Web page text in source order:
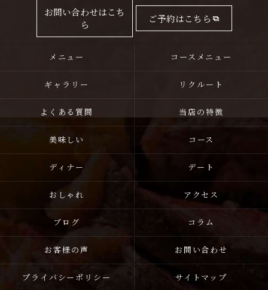
お問い合わせはこち
ら
ご予約はこちら
メニュー コースメニュー
ギャラリー リクルート
よくある質問 当店の特徴
美味しい コース
ディナー デート
おしゃれ アクセス
ブログ コラム
お客様の声 お問い合わせ
プライバシーポリシー サイトマップ